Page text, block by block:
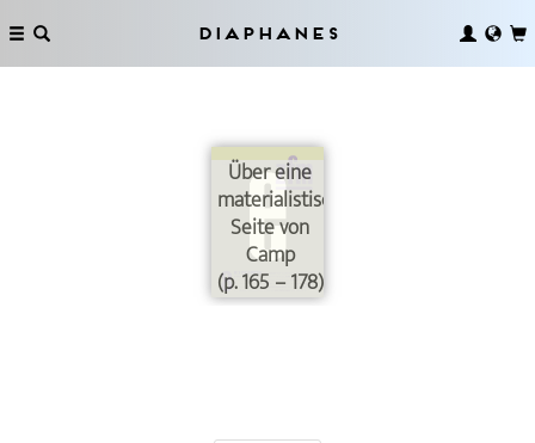
Diaphanes
Über eine
materialistische
Seite von
Camp
(p. 165 – 178)